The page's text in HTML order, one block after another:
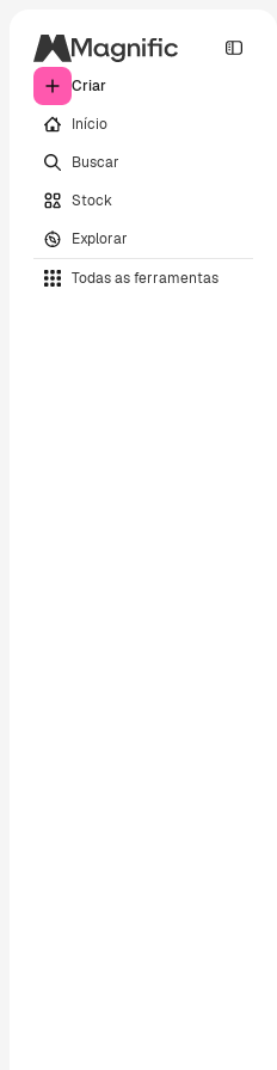
Criar
Início
Buscar
Stock
Explorar
Todas as ferramentas